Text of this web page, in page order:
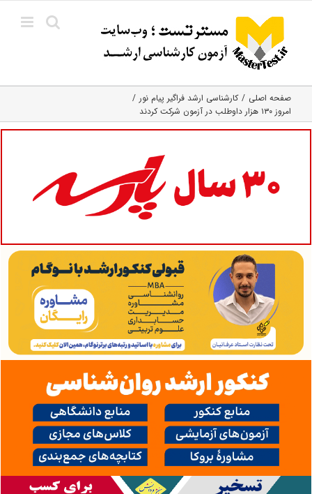
content
صفحه اصلی
کارشناسی ارشد فراگیر پیام نور
امروز ۱۳۰ هزار داوطلب در آزمون شرکت کردند